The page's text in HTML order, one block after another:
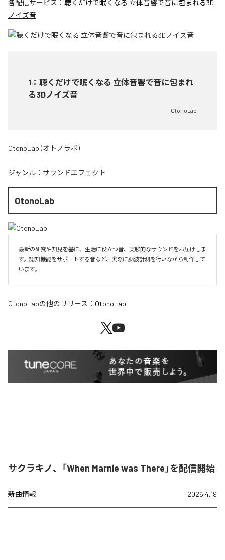
各配信サービス： 聴くだけで眠くなる 立体音響で音に包まれる3D
ノイズ音
1 ： 聴くだけで眠くなる 立体音響で音に包まれ
る3Dノイズ音
OtonoLab
OtonoLab (オトノラボ)
ジャンル： サウンドエフェクト
OtonoLab
最新の研究や知見を基に、生活に役立つ音、実験的なサウンドをお届けしま
す。認知機能をサポートする音など、実際に脳波計測を行いながら制作して
います。
OtonoLabの他のリリース： OtonoLab
サクラキノ、「When Marnie was There」を配信開始
新曲情報 2026.4.19